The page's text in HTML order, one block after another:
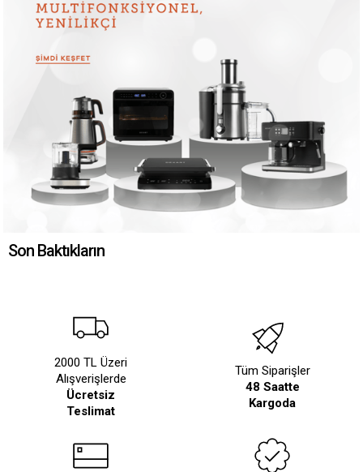
Son Baktıkların
2000 TL Üzeri
Alışverişlerde
Ücretsiz
Teslimat
Tüm Siparişler
48 Saatte
Kargoda